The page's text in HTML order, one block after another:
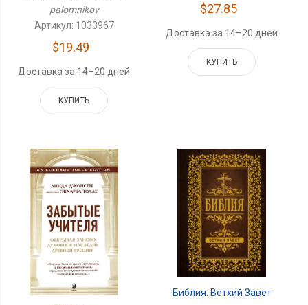
palomnikov
Артикул: 1033967
$19.49
Доставка за 14–20 дней
КУПИТЬ
$27.85
Доставка за 14–20 дней
КУПИТЬ
Библия. Ветхий Завет